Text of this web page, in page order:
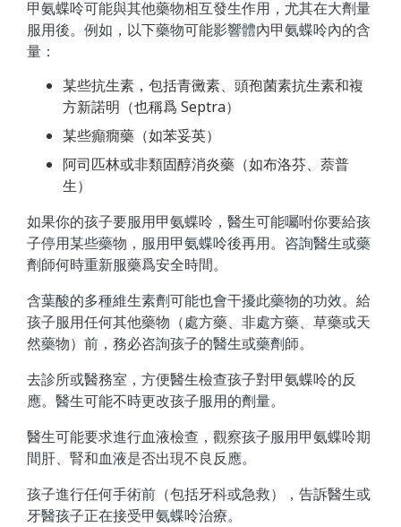
甲氨蝶呤可能與其他藥物相互發生作用，尤其在大劑量
服用後。例如，以下藥物可能影響體內甲氨蝶呤內的含
量：
某些抗生素，包括青黴素、頭孢菌素抗生素和複
方新諾明（也稱爲 Septra）
某些癲癇藥（如苯妥英）
阿司匹林或非類固醇消炎藥（如布洛芬、萘普
生）
如果你的孩子要服用甲氨蝶呤，醫生可能囑咐你要給孩
子停用某些藥物，服用甲氨蝶呤後再用。咨詢醫生或藥
劑師何時重新服藥爲安全時間。
含葉酸的多種維生素劑可能也會干擾此藥物的功效。給
孩子服用任何其他藥物（處方藥、非處方藥、草藥或天
然藥物）前，務必咨詢孩子的醫生或藥劑師。
去診所或醫務室，方便醫生檢查孩子對甲氨蝶呤的反
應。醫生可能不時更改孩子服用的劑量。
醫生可能要求進行血液檢查，觀察孩子服用甲氨蝶呤期
間肝、腎和血液是否出現不良反應。
孩子進行任何手術前（包括牙科或急救），告訴醫生或
牙醫孩子正在接受甲氨蝶呤治療。